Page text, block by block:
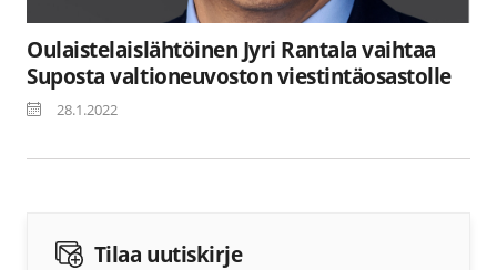
Oulaistelaislähtöinen Jyri Rantala vaihtaa
Suposta valtioneuvoston viestintäosastolle
28.1.2022
Tilaa uutiskirje